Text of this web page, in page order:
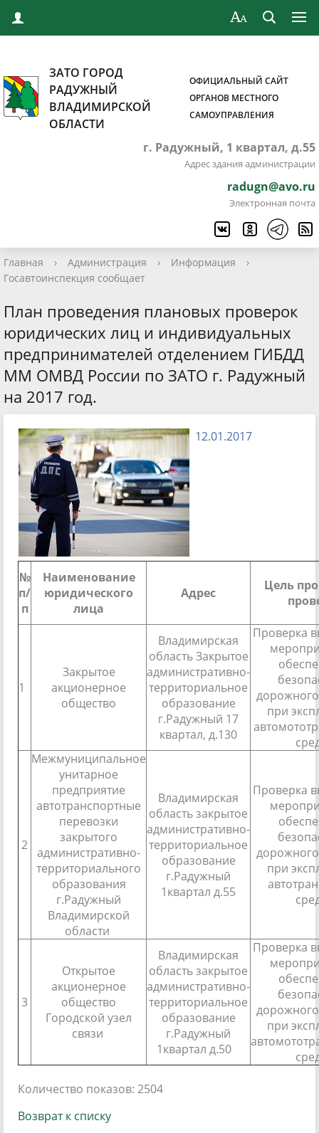
ЗАТО ГОРОД
РАДУЖНЫЙ
ВЛАДИМИРСКОЙ
ОБЛАСТИ
ОФИЦИАЛЬНЫЙ САЙТ
ОРГАНОВ МЕСТНОГО
САМОУПРАВЛЕНИЯ
г. Радужный, 1 квартал, д.55
Адрес здания администрации
radugn@avo.ru
Электронная почта
Главная › Администрация › Информация
›
Госавтоинспекция сообщает
План проведения плановых проверок
юридических лиц и индивидуальных
предпринимателей отделением ГИБДД
ММ ОМВД России по ЗАТО г. Радужный
на 2017 год.
12.01.2017
№
п/
п
Наименование
юридического
лица
Адрес
Цель
1
Закрытое
акционерное
общество
Владимирская
область Закрытое
административно-
территориальное
образование
г.Радужный 17
квартал, д.130
Проверка
при
2
Межмуниципальное
унитарное
предприятие
автотранспортные
перевозки
закрытого
административно-
территориального
образования
г.Радужный
Владимирской
области
Владимирская
область закрытое
административно-
территориальное
образование
г.Радужный
1квартал д.55
Проверка
при
3
Открытое
акционерное
общество
Городской узел
связи
Владимирская
область закрытое
административно-
территориальное
образование
г.Радужный
1квартал д.50
Проверка
при
Количество показов: 2504
Возврат к списку